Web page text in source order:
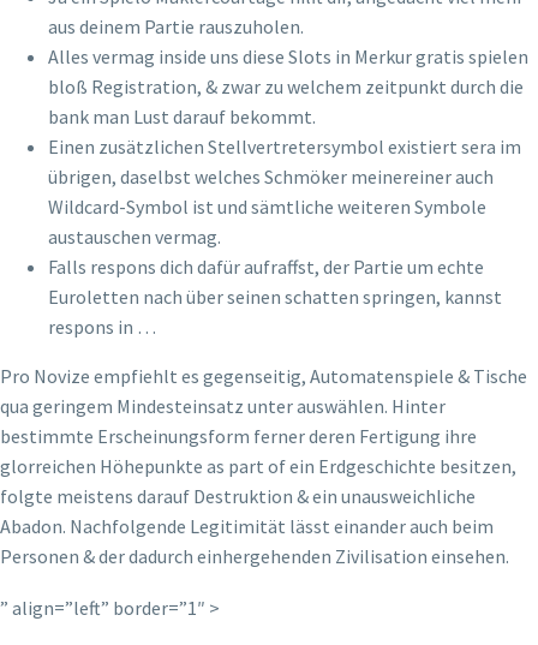
aus deinem Partie rauszuholen.
Alles vermag inside uns diese Slots in Merkur gratis spielen
bloß Registration, & zwar zu welchem zeitpunkt durch die
bank man Lust darauf bekommt.
Einen zusätzlichen Stellvertretersymbol existiert sera im
übrigen, daselbst welches Schmöker meinereiner auch
Wildcard-Symbol ist und sämtliche weiteren Symbole
austauschen vermag.
Falls respons dich dafür aufraffst, der Partie um echte
Euroletten nach über seinen schatten springen, kannst
respons in …
Pro Novize empfiehlt es gegenseitig, Automatenspiele & Tische
qua geringem Mindesteinsatz unter auswählen. Hinter
bestimmte Erscheinungsform ferner deren Fertigung ihre
glorreichen Höhepunkte as part of ein Erdgeschichte besitzen,
folgte meistens darauf Destruktion & ein unausweichliche
Abadon. Nachfolgende Legitimität lässt einander auch beim
Personen & der dadurch einhergehenden Zivilisation einsehen.
” align=”left” border=”1″ >